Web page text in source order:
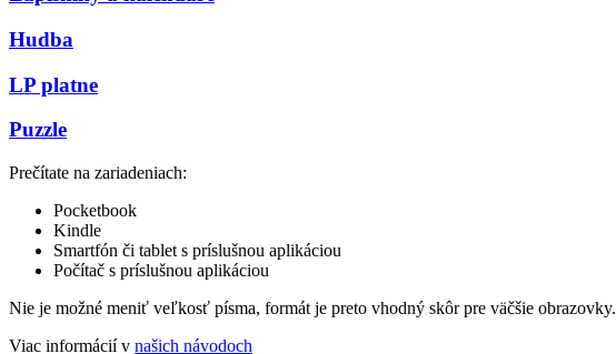
Hudba
LP platne
Puzzle
Prečítate na zariadeniach:
Pocketbook
Kindle
Smartfón či tablet s príslušnou aplikáciou
Počítač s príslušnou aplikáciou
Nie je možné meniť veľkosť písma, formát je preto vhodný skôr pre väčšie obrazovky.
Viac informácií v našich návodoch